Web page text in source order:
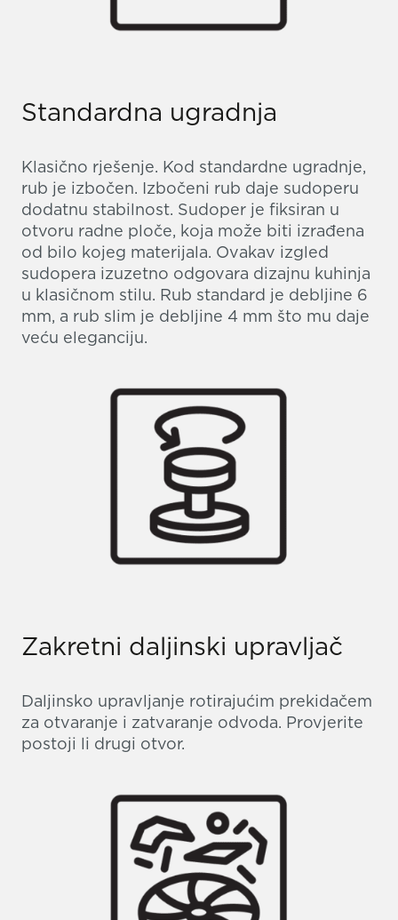
Standardna ugradnja
Klasično rješenje. Kod standardne ugradnje,
rub je izbočen. Izbočeni rub daje sudoperu
dodatnu stabilnost. Sudoper je fiksiran u
otvoru radne ploče, koja može biti izrađena
od bilo kojeg materijala. Ovakav izgled
sudopera izuzetno odgovara dizajnu kuhinja
u klasičnom stilu. Rub standard je debljine 6
mm, a rub slim je debljine 4 mm što mu daje
veću eleganciju.
Zakretni daljinski upravljač
Daljinsko upravljanje rotirajućim prekidačem
za otvaranje i zatvaranje odvoda. Provjerite
postoji li drugi otvor.